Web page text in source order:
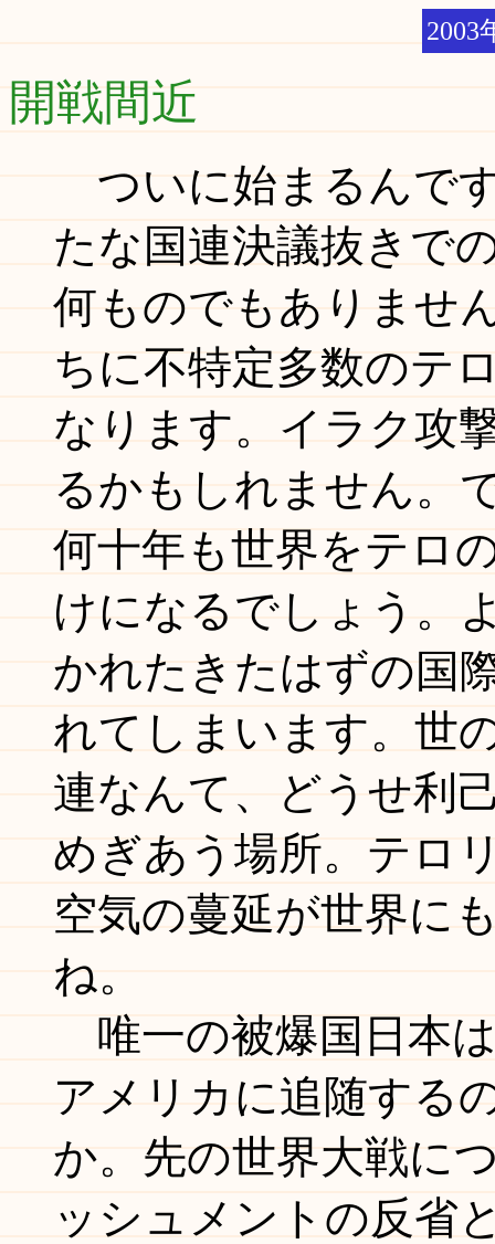
2003
開戦間近
ついに始まるんで
たな国連決議抜きで
何ものでもありませ
ちに不特定多数のテ
なります。イラク攻
るかもしれません。
何十年も世界をテロ
けになるでしょう。
かれたきたはずの国
れてしまいます。世
連なんて、どうせ利
めぎあう場所。テロ
空気の蔓延が世界に
ね。
唯一の被爆国日本
アメリカに追随する
か。先の世界大戦に
ッシュメントの反省